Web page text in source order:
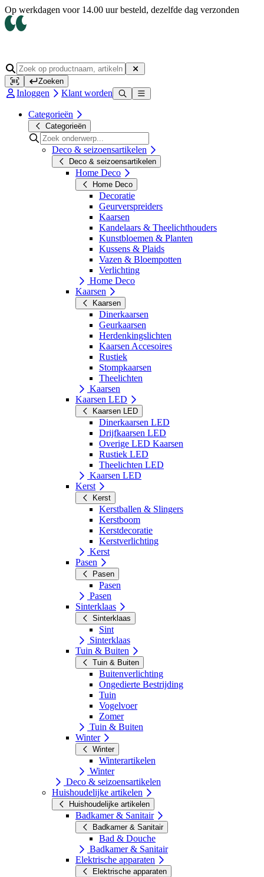
Op werkdagen voor 14.00 uur besteld, dezelfde dag verzonden
Zoeken
Inloggen Klant worden
Categorieën
Categorieën
Deco & seizoensartikelen
Deco & seizoensartikelen
Home Deco
Home Deco
Decoratie
Geurverspreiders
Kaarsen
Kandelaars & Theelichthouders
Kunstbloemen & Planten
Kussens & Plaids
Vazen & Bloempotten
Verlichting
Home Deco
Kaarsen
Kaarsen
Dinerkaarsen
Geurkaarsen
Herdenkingslichten
Kaarsen Accesoires
Rustiek
Stompkaarsen
Theelichten
Kaarsen
Kaarsen LED
Kaarsen LED
Dinerkaarsen LED
Drijfkaarsen LED
Overige LED Kaarsen
Rustiek LED
Theelichten LED
Kaarsen LED
Kerst
Kerst
Kerstballen & Slingers
Kerstboom
Kerstdecoratie
Kerstverlichting
Kerst
Pasen
Pasen
Pasen
Pasen
Sinterklaas
Sinterklaas
Sint
Sinterklaas
Tuin & Buiten
Tuin & Buiten
Buitenverlichting
Ongedierte Bestrijding
Tuin
Vogelvoer
Zomer
Tuin & Buiten
Winter
Winter
Winterartikelen
Winter
Deco & seizoensartikelen
Huishoudelijke artikelen
Huishoudelijke artikelen
Badkamer & Sanitair
Badkamer & Sanitair
Bad & Douche
Badkamer & Sanitair
Elektrische apparaten
Elektrische apparaten